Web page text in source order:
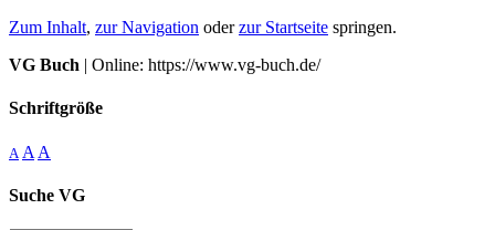
Zum Inhalt, zur Navigation oderzur Startseite springen.
VG Buch | Online: https://www.vg-buch.de/
Schriftgröße
A A A
Suche VG